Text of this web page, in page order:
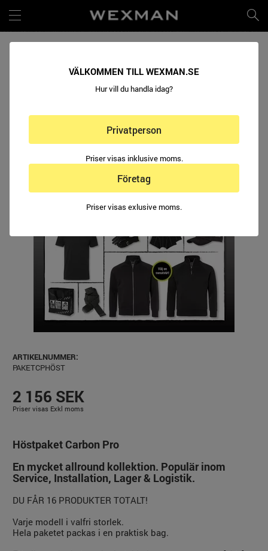
ARTIKELNUMMER:
PAKETCPHÖST
2 156 SEK
Priser visas Exkl moms
Höstpaket Carbon Pro
En mycket allround kollektion. Populär inom
Service, Installation, Lager & Logistik.
DU FÅR 16 PRODUKTER TOTALT!
Varje modell i valfri storlek.
Hela paketet packas i en praktisk bag.
VÄLKOMMEN TILL WEXMAN.SE
Hur vill du handla idag?
Privatperson
Priser visas inklusive moms.
Företag
Priser visas exlusive moms.